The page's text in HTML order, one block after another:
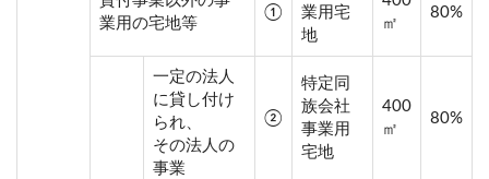
業用の宅地等
①
業用宅
地
㎡
80%
一定の法人
に貸し付け
られ、
その法人の
事業
②
特定同
族会社
事業用
宅地
400
㎡
80%